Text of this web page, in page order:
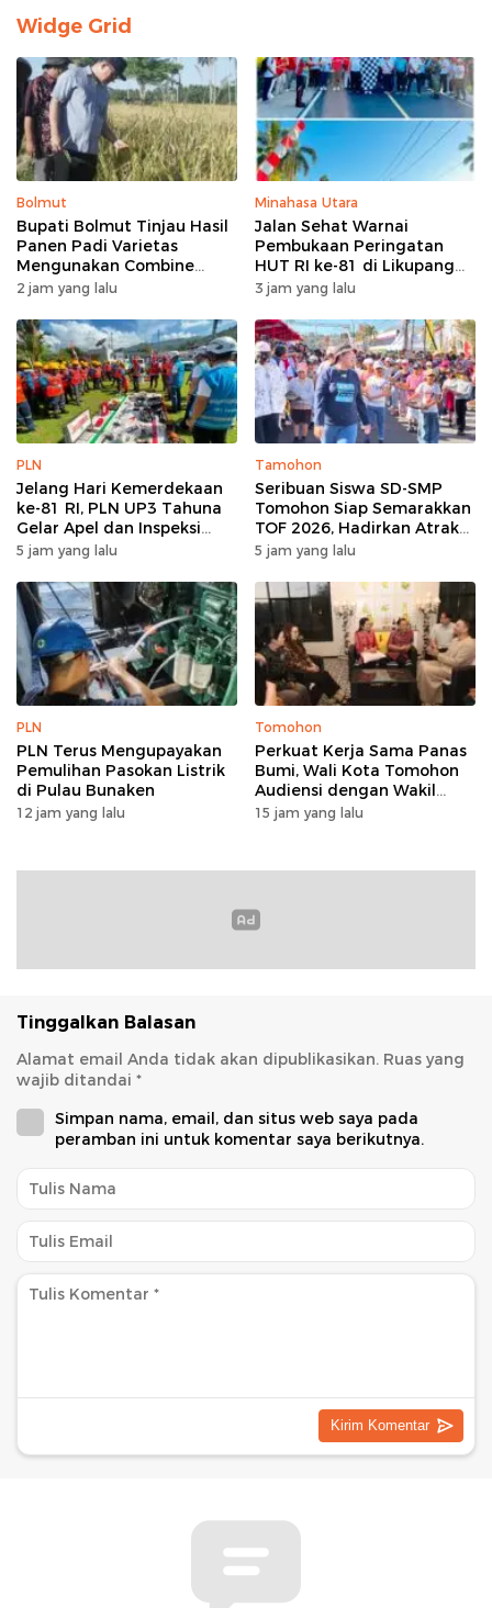
Widge Grid
Bolmut
Bupati Bolmut Tinjau Hasil
Panen Padi Varietas
Mengunakan Combine
Harvester
2 jam yang lalu
Minahasa Utara
Jalan Sehat Warnai
Pembukaan Peringatan
HUT RI ke-81 di Likupang
Barat
3 jam yang lalu
PLN
Jelang Hari Kemerdekaan
ke-81 RI, PLN UP3 Tahuna
Gelar Apel dan Inspeksi
Peralatan Guna Pastikan
Kepulauan Nusa Utara
5 jam yang lalu
Tamohon
Seribuan Siswa SD-SMP
Tomohon Siap Semarakkan
TOF 2026, Hadirkan Atraksi
Kolosal dan Harmoni Seni
5 jam yang lalu
PLN
PLN Terus Mengupayakan
Pemulihan Pasokan Listrik
di Pulau Bunaken
12 jam yang lalu
Tomohon
Perkuat Kerja Sama Panas
Bumi, Wali Kota Tomohon
Audiensi dengan Wakil
Dubes Selandia Baru
15 jam yang lalu
Tinggalkan Balasan
Alamat email Anda tidak akan dipublikasikan. Ruas yang
wajib ditandai *
Simpan nama, email, dan situs web saya pada
peramban ini untuk komentar saya berikutnya.